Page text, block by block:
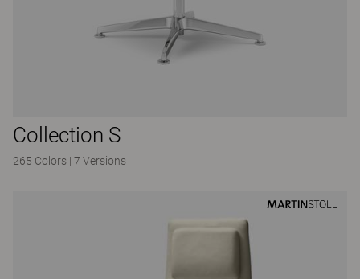
Collection S
265 Colors | 7 Versions